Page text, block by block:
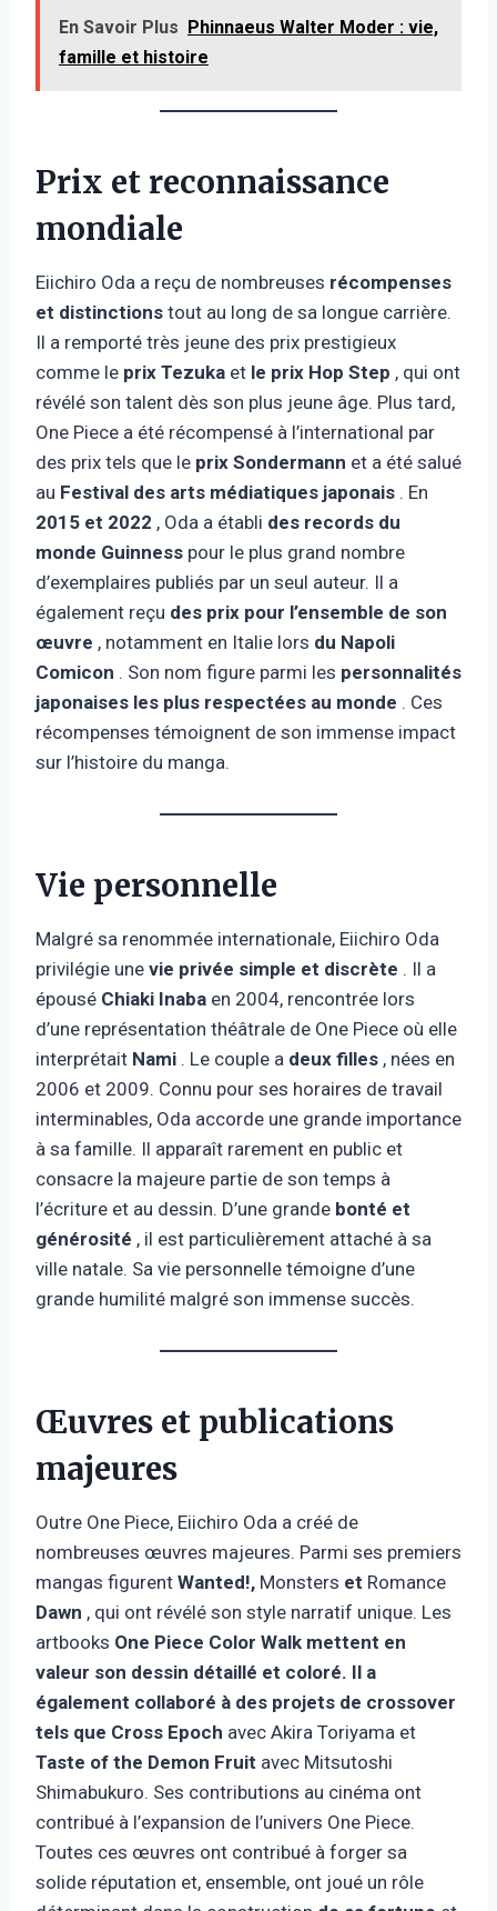
En Savoir Plus Phinnaeus Walter Moder : vie,
famille et histoire
Prix ​​et reconnaissance
mondiale
Eiichiro Oda a reçu de nombreuses récompenses
et distinctions tout au long de sa longue carrière.
Il a remporté très jeune des prix prestigieux
comme le prix Tezuka et le prix Hop Step , qui ont
révélé son talent dès son plus jeune âge. Plus tard,
One Piece a été récompensé à l’international par
des prix tels que le prix Sondermann et a été salué
au Festival des arts médiatiques japonais . En
2015 et 2022 , Oda a établi des records du
monde Guinness pour le plus grand nombre
d’exemplaires publiés par un seul auteur. Il a
également reçu des prix pour l’ensemble de son
œuvre , notamment en Italie lors du Napoli
Comicon . Son nom figure parmi les personnalités
japonaises les plus respectées au monde . Ces
récompenses témoignent de son immense impact
sur l’histoire du manga.
Vie personnelle
Malgré sa renommée internationale, Eiichiro Oda
privilégie une vie privée simple et discrète . Il a
épousé Chiaki Inaba en 2004, rencontrée lors
d’une représentation théâtrale de One Piece où elle
interprétait Nami . Le couple a deux filles , nées en
2006 et 2009. Connu pour ses horaires de travail
interminables, Oda accorde une grande importance
à sa famille. Il apparaît rarement en public et
consacre la majeure partie de son temps à
l’écriture et au dessin. D’une grande bonté et
générosité , il est particulièrement attaché à sa
ville natale. Sa vie personnelle témoigne d’une
grande humilité malgré son immense succès.
Œuvres et publications
majeures
Outre One Piece, Eiichiro Oda a créé de
nombreuses œuvres majeures. Parmi ses premiers
mangas figurent Wanted!, Monsters et Romance
Dawn , qui ont révélé son style narratif unique. Les
artbooks One Piece Color Walk mettent en
valeur son dessin détaillé et coloré. Il a
également collaboré à des projets de crossover
tels que Cross Epoch avec Akira Toriyama et
Taste of the Demon Fruit avec Mitsutoshi
Shimabukuro. Ses contributions au cinéma ont
contribué à l’expansion de l’univers One Piece.
Toutes ces œuvres ont contribué à forger sa
solide réputation et, ensemble, ont joué un rôle